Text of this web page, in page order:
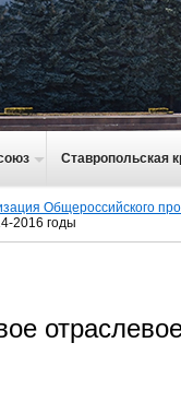
Ставропольская
Общероссийского
2016 годы